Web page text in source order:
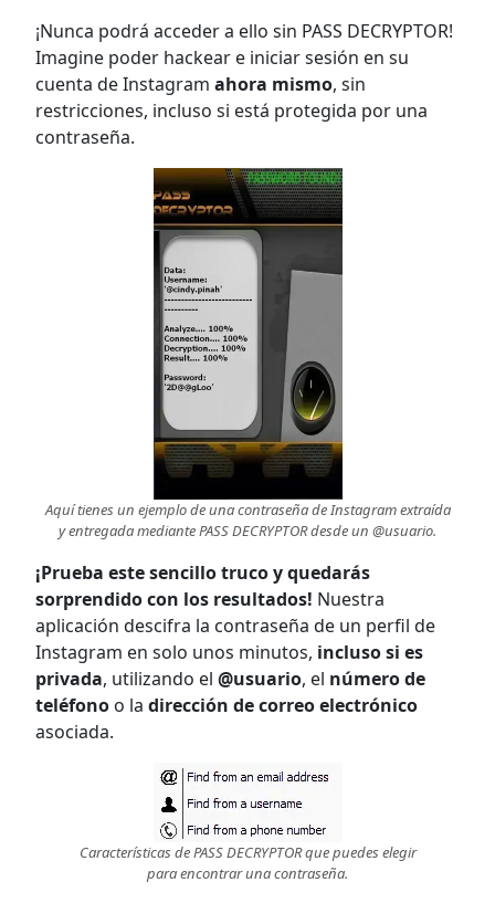
¡Nunca podrá acceder a ello sin PASS DECRYPTOR!
Imagine poder hackear e iniciar sesión en su
cuenta de Instagram ahora mismo, sin
restricciones, incluso si está protegida por una
contraseña.
Aquí tienes un ejemplo de una contraseña de Instagram extraída
y entregada mediante PASS DECRYPTOR desde un @usuario.
¡Prueba este sencillo truco y quedarás
sorprendido con los resultados! Nuestra
aplicación descifra la contraseña de un perfil de
Instagram en solo unos minutos, incluso si es
privada, utilizando el @usuario, el número de
teléfono o la dirección de correo electrónico
asociada.
Características de PASS DECRYPTOR que puedes elegir
para encontrar una contraseña.